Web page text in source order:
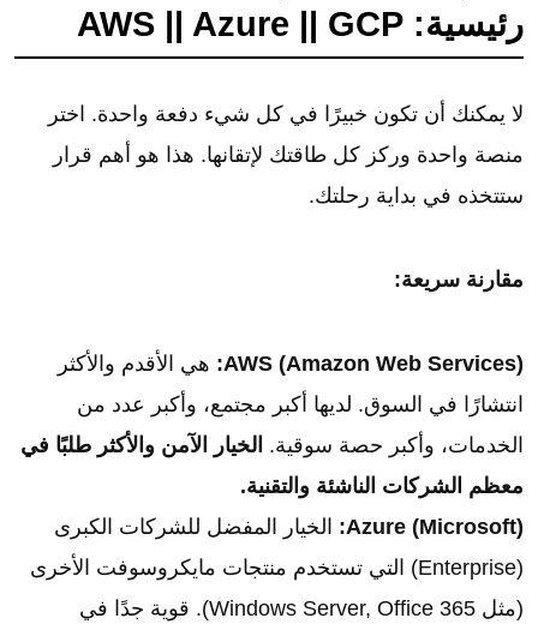
رئيسية: AWS || Azure || GCP
لا يمكنك أن تكون خبيرًا في كل شيء دفعة واحدة. اختر
منصة واحدة وركز كل طاقتك لإتقانها. هذا هو أهم قرار
ستتخذه في بداية رحلتك.
مقارنة سريعة:
AWS (Amazon Web Services):
هي الأقدم والأكثر
انتشارًا في السوق. لديها أكبر مجتمع، وأكبر عدد من
الخدمات، وأكبر حصة سوقية. الخيار الآمن والأكثر طلبًا في
معظم الشركات الناشئة والتقنية.
Azure (Microsoft):
الخيار المفضل للشركات الكبرى
(Enterprise) التي تستخدم منتجات مايكروسوفت الأخرى
(مثل Windows Server, Office 365). قوية جدًا في